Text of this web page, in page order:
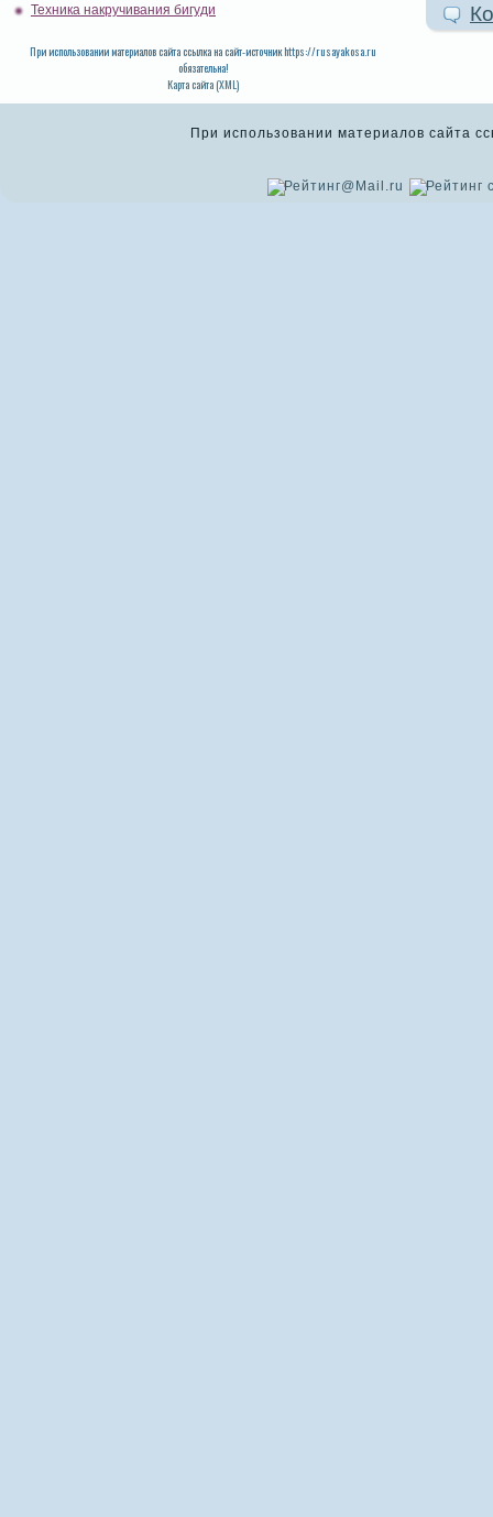
Техника накручивания бигуди
При использовании материалов сайта ссылка на сайт-источник https://rusayakosa.ru
обязательна!
Карта сайта (XML)
При использовании материалов сайта